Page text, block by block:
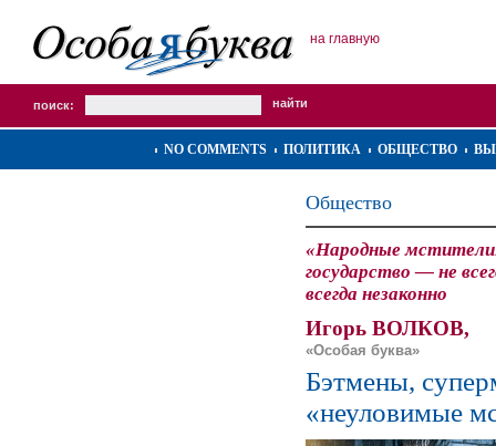
на главную
поиск:
NO COMMENTS ПОЛИТИКА ОБЩЕСТВО
Общество
«Народные
государство — не
всегда незаконно
Игорь ВОЛКОВ,
«Особая буква»
Бэтмены,
«неуловимые